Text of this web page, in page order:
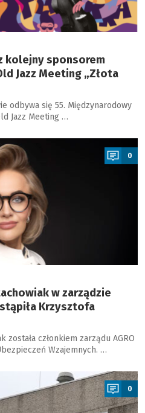
kolejny sponsorem
Jazz Meeting „Złota
odbywa się 55. Międzynarodowy
Jazz Meeting …
0
w zarządzie
Krzysztofa
została członkiem zarządu AGRO
Wzajemnych. …
0